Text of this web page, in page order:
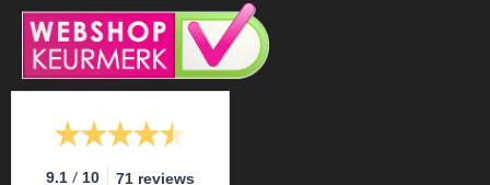
9.1 / 10 71 reviews